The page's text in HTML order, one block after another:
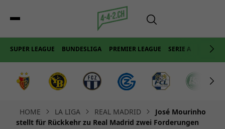
SUPER LEAGUE BUNDESLIGA PREMIER LEAGUE SERIE A LA LIGA
HOME LA LIGA REAL MADRID
José Mourinho
stellt für Rückkehr zu Real Madrid zwei Forderungen